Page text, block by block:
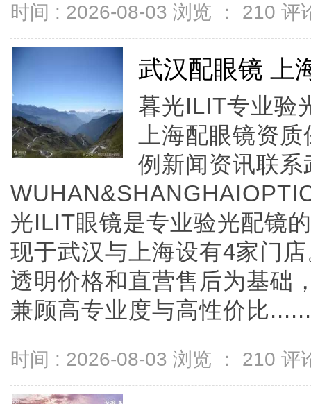
时间 : 2026-08-03 浏览 ： 210 评
武汉配眼镜 上
暮光ILIT专业验
上海配眼镜资
例新闻资讯联
光ILIT眼镜是专业验光配镜
现于武汉与上海设有4家门
透明价格和直营售后为基础
兼顾高专业度与高性价比......
时间 : 2026-08-03 浏览 ： 210 评